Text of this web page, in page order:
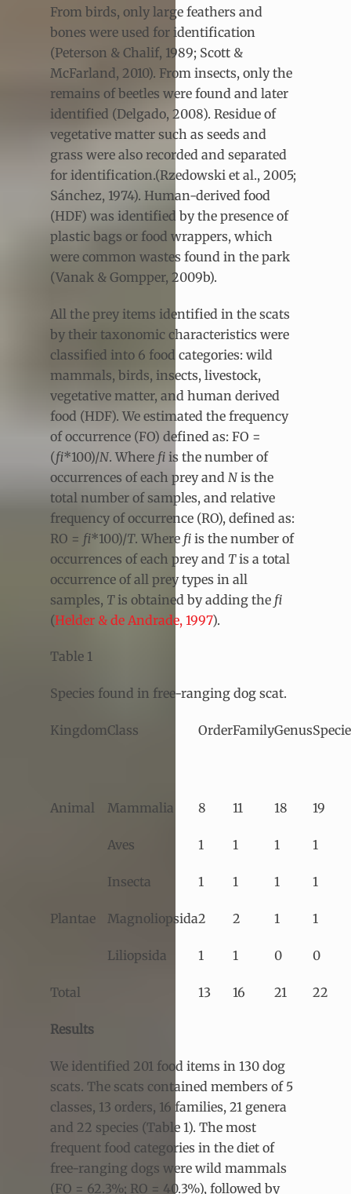
From birds, only large feathers and
bones were used for identification
(Peterson & Chalif, 1989; Scott &
McFarland, 2010). From insects, only the
remains of beetles were found and later
identified (Delgado, 2008). Residue of
vegetative matter such as seeds and
grass were also recorded and separated
for identification.(Rzedowski et al., 2005;
Sánchez, 1974). Human-derived food
(HDF) was identified by the presence of
plastic bags or food wrappers, which
were common wastes found in the park
(Vanak & Gompper, 2009b).
All the prey items identified in the scats
by their taxonomic characteristics were
classified into 6 food categories: wild
mammals, birds, insects, livestock,
vegetative matter, and human derived
food (HDF). We estimated the frequency
of occurrence (FO) defined as: FO =
(fi*100)/N. Where fi is the number of
occurrences of each prey and Nis the
total number of samples, and relative
frequency of occurrence (RO), defined as:
RO = fi*100)/T. Where fi is the number of
occurrences of each prey and Tis a total
occurrence of all prey types in all
samples, Tis obtained by adding the fi
(Helder & de Andrade, 1997).
Table 1
Species found in free-ranging dog scat.
KingdomClass OrderFamilyGenus
Animal Mammalia 8 11 18 19
Aves 1 1 1 1
Insecta 1 1 1 1
Plantae Magnoliopsida2 2 1 1
Liliopsida 1 1 0 0
Total 13 16 21 22
Results
We identified 201 food items in 130 dog
scats. The scats contained members of 5
classes, 13 orders, 16 families, 21 genera
and 22 species (Table 1). The most
frequent food categories in the diet of
free-ranging dogs were wild mammals
(FO = 62.3%; RO = 40.3%), followed by